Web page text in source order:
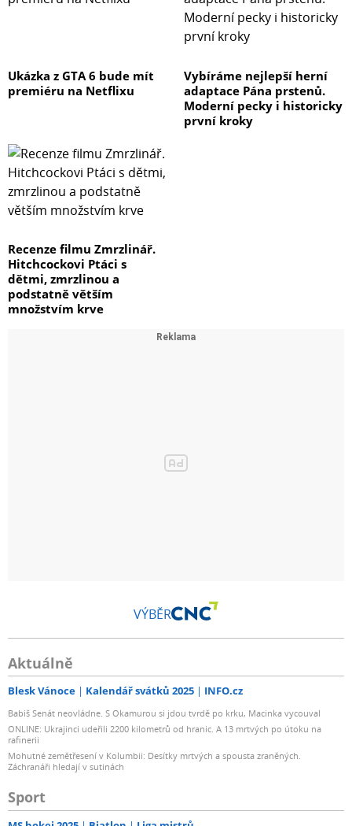
Ukázka z GTA 6 bude mít
premiéru na Netflixu
Vybíráme nejlepší herní
adaptace Pána prstenů.
Moderní pecky i historicky
první kroky
Recenze filmu Zmrzlinář.
Hitchcockovi Ptáci s
dětmi, zmrzlinou a
podstatně větším
množstvím krve
VÝBĚR
Aktuálně
Blesk Vánoce Kalendář svátků 2025 INFO.cz
Babiš Senát neovládne. S Okamurou si jdou tvrdě po krku, Macinka vycouval
ONLINE: Ukrajinci udeřili 2200 kilometrů od hranic. A 13 mrtvých po útoku na
rafinerii
Mohutné zemětřesení v Kolumbii: Desítky mrtvých a spousta zraněných.
Záchranáři hledají v sutinách
Sport